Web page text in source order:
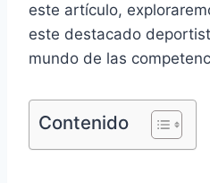
este artículo,
este destacado
mundo de las
Contenido